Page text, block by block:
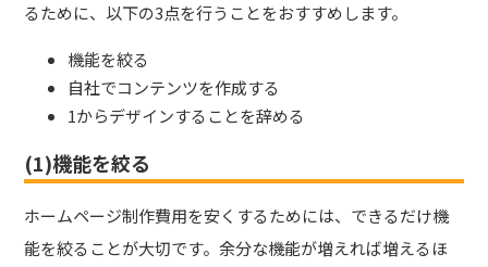
るために、以下の3点を行うことをおすすめします。
機能を絞る
自社でコンテンツを作成する
1からデザインすることを辞める
(1)機能を絞る
ホームページ制作費用を安くするためには、できるだけ機
能を絞ることが大切です。余分な機能が増えれば増えるほ